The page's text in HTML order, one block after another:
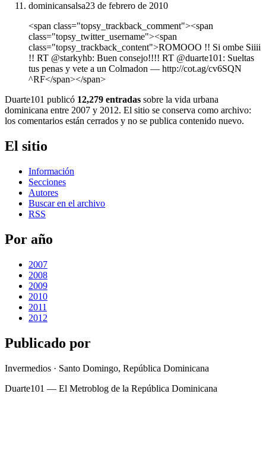
dominicansalsa23 de febrero de 2010
<span class="topsy_trackback_comment"><span
class="topsy_twitter_username"><span
class="topsy_trackback_content">ROMOOO !! Si ombe Siiii
!! RT @starkyhb: Buen consejo!!!! RT @duarte101: Sueltas
tus penas y vete a un Colmadon ― http://cot.ag/cv6SQN
^RF</span></span>
Duarte101 publicó 12,279 entradas sobre la vida urbana
dominicana entre 2007 y 2012. El sitio se conserva como archivo:
los comentarios están cerrados y no se publica contenido nuevo.
El sitio
Información
Secciones
Autores
Buscar en el archivo
RSS
Por año
2007
2008
2009
2010
2011
2012
Publicado por
Invermedios · Santo Domingo, República Dominicana
Duarte101 — El Metroblog de la República Dominicana